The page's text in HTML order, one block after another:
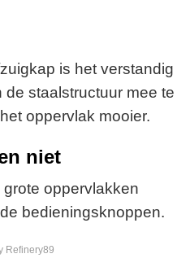
is het verstandig
staalstructuur mee te
oppervlak mooier.
niet
oppervlakken
bedieningsknoppen.
Refinery89